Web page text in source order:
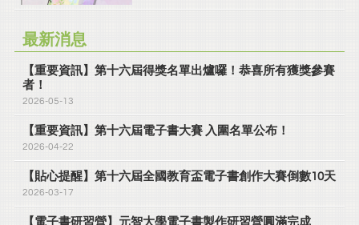
最新消息
【重要資訊】第十六屆得獎名單出爐囉！恭喜所有獲獎參賽
者！
2026-05-13
【重要資訊】第十六屆電子書大賽 入圍名單公布！
2026-04-22
【貼心提醒】第十六屆全國教育盃電子書創作大賽倒數10天
2026-03-17
【電子書研習營】元智大學電子書製作研習營圓滿完成